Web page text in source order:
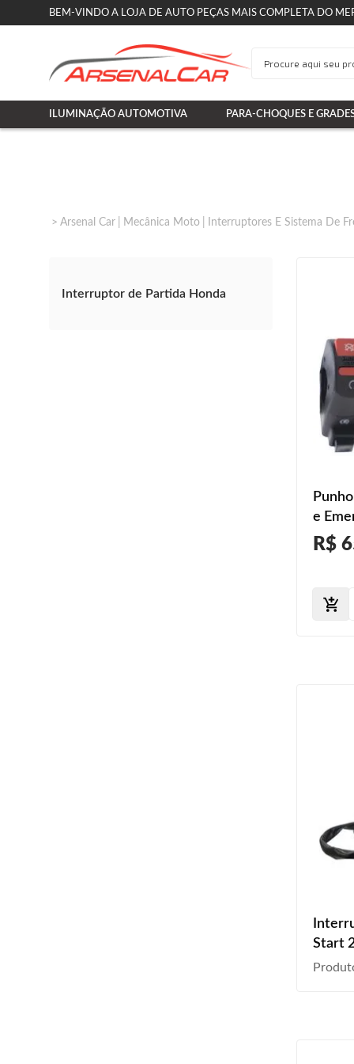
BEM-VINDO A LOJA DE AUTO PEÇAS MAIS COMPLETA DO
ILUMINAÇÃO AUTOMOTIVA PARA-CHOQUES E
Arsenal Car Mecânica Moto Interruptores E Sistema De
Interruptor de Partida Honda
e
ESD
2013
R$
Start